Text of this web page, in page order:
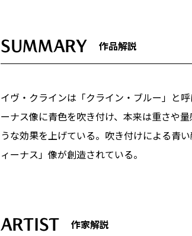
SUMMARY 作品解説
イヴ・クラインは「クライン・ブルー」と
ーナス像に青色を吹き付け、本来は重さや
うな効果を上げている。吹き付けによる青
ィーナス」像が創造されている。
ARTIST 作家解説